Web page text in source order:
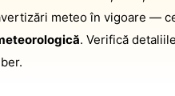
meteo în vigoare —
. Verifică